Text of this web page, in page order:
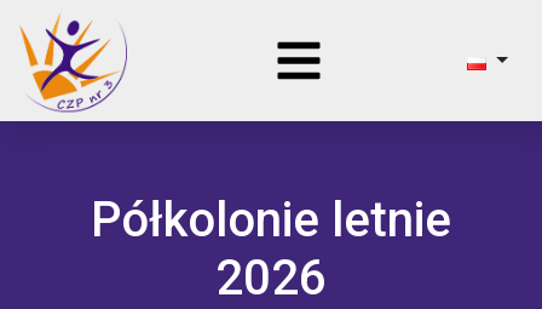
Półkolonie letnie
2026